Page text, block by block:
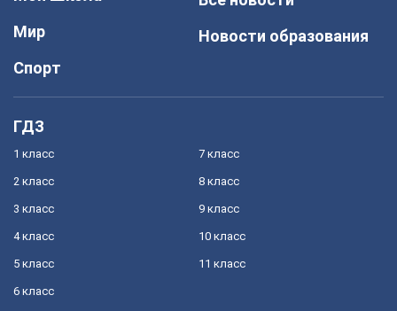
Мир
Спорт
Новости образования
ГДЗ
1 класс
2 класс
3 класс
4 класс
5 класс
6 класс
7 класс
8 класс
9 класс
10 класс
11 класс